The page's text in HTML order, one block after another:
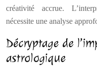
créativité accrue.
nécessite une analyse
Décryptage de
astrologique